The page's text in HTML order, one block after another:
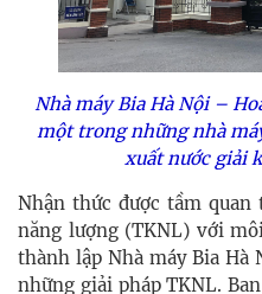
Nhà máy Bia Hà Nội –
một trong những nhà
xuất nước giải
Nhận thức được tầm
năng lượng (TKNL) với
thành lập Nhà máy Bia Hà
những giải pháp TKNL.